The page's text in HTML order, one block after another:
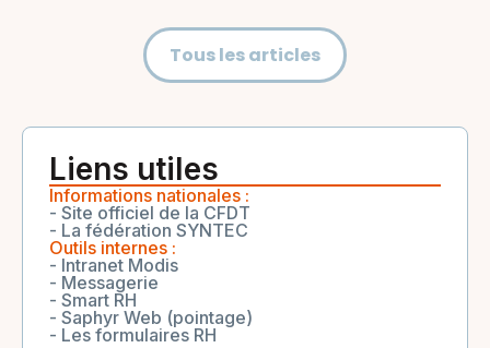
Tous les articles
Liens utiles
Informations nationales :
- Site officiel de la CFDT
- La fédération SYNTEC
Outils internes :
- Intranet Modis
- Messagerie
- Smart RH
- Saphyr Web (pointage)
- Les formulaires RH